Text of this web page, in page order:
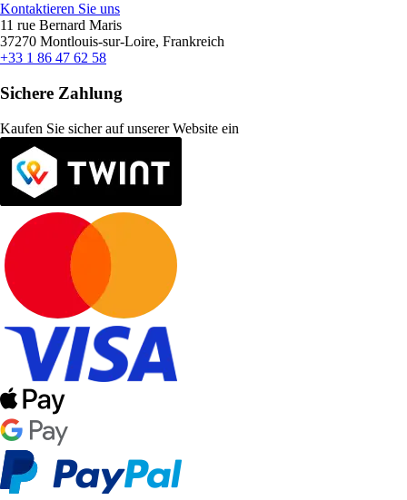
Kontaktieren Sie uns
11 rue Bernard Maris
37270 Montlouis-sur-Loire, Frankreich
+33 1 86 47 62 58
Sichere Zahlung
Kaufen Sie sicher auf unserer Website ein